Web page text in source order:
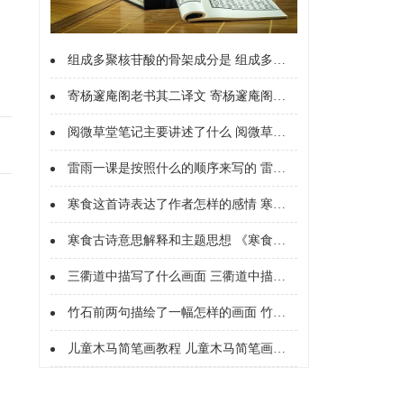
组成多聚核苷酸的骨架成分是 组成多聚核苷酸的骨架成分是什么
寄杨邃庵阁老书其二译文 寄杨邃庵阁老书其二译文是什么
阅微草堂笔记主要讲述了什么 阅微草堂笔记主要内容
雷雨一课是按照什么的顺序来写的 雷雨这篇课文作者按什么的顺序描写的
寒食这首诗表达了作者怎样的感情 寒食这首诗的思想感情是什么
寒食古诗意思解释和主题思想 《寒食》古诗的中心思想
三衢道中描写了什么画面 三衢道中描绘了一幅怎样的画面
竹石前两句描绘了一幅怎样的画面 竹石前两句描绘的画面
儿童木马简笔画教程 儿童木马简笔画步骤